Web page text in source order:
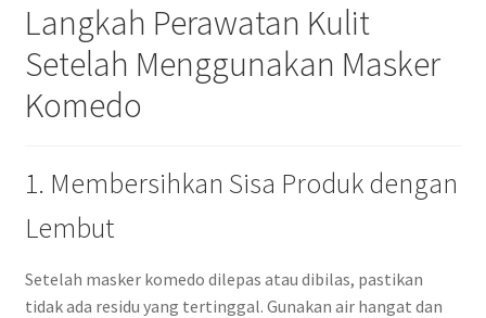
Langkah Perawatan Kulit
Setelah Menggunakan Masker
Komedo
1. Membersihkan Sisa Produk dengan
Lembut
Setelah masker komedo dilepas atau dibilas, pastikan
tidak ada residu yang tertinggal. Gunakan air hangat dan